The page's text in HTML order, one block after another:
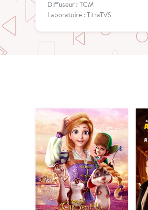
Diffuseur : TCM
Laboratoire : TitraTVS